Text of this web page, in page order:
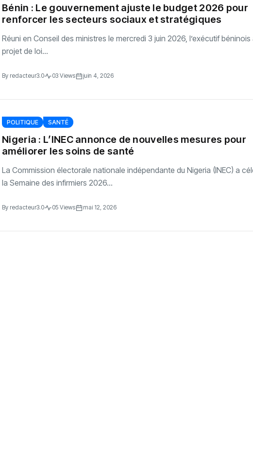
Bénin : Le gouvernement ajuste le budget 2026 pour
renforcer les secteurs sociaux et stratégiques
Réuni en Conseil des ministres le mercredi 3 juin 2026, l’exécutif
projet de loi...
By redacteur3.0 03 Views juin 4, 2026
POLITIQUE SANTÉ
‎Nigeria : L’INEC annonce de nouvelles mesures pour
améliorer les soins de santé ‎
‎La Commission électorale nationale indépendante du Nigeria (INEC) a
la Semaine des infirmiers 2026...
By redacteur3.0 05 Views mai 12, 2026